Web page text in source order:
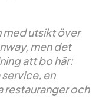
med utsikt över
men det
att bo här:
en
restauranger och